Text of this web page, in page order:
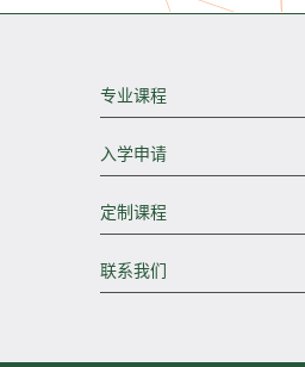
专业课程
入学申请
定制课程
联系我们